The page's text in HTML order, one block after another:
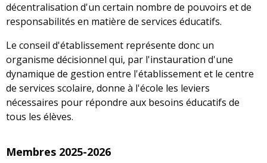
décentralisation d'un certain nombre de pouvoirs et de
responsabilités en matière de services éducatifs.
Le conseil d'établissement représente donc un
organisme décisionnel qui, par l'instauration d'une
dynamique de gestion entre l'établissement et le centre
de services scolaire, donne à l'école les leviers
nécessaires pour répondre aux besoins éducatifs de
tous les élèves.
Membres 2025-2026